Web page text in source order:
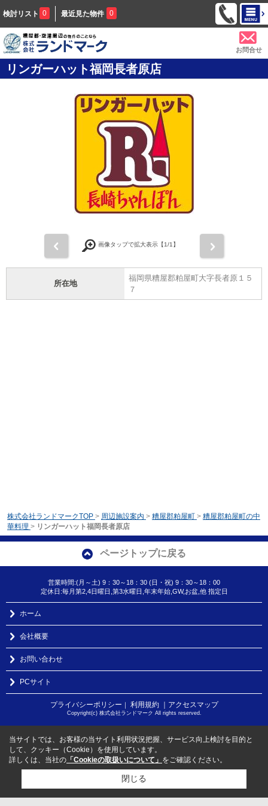
検討リスト 0 最近見た物件 0
お問合せ
リンガーハット福岡長者原店
画像タップで拡大表示【1/1】
所在地
福岡県糟屋郡粕屋町大字長者原１５
７
株式会社ランドマークTOP > 周辺施設案内 > 糟屋郡粕屋町 > 糟屋郡粕屋町の中
華料理 > リンガーハット福岡長者原店
ページトップに戻る
営業時間:(月～土) 9：30～18：30 (日・祝) 9：30～18：00
定休日:毎月第2,4日曜日,第3水曜日,年末年始,GW,お盆,他 指定日
ホーム
会社概要
お問い合わせ
PCサイト
プライバシーポリシー ｜ 利用規約 ｜アクセスマップ
Copyright(c) 株式会社ランドマーク All rights reserved.
当サイトでは、お客様の当サイト利用状況把握、サービス向上検討を目的と
して、クッキー（Cookie）を使用しています。
詳しくは、当社の 「Cookieの取扱いについて」 をご確認ください。
閉じる